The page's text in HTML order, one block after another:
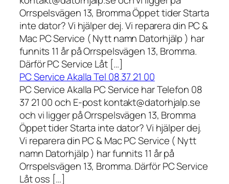
Orrspelsvägen 13, Bromma Öppet tider Starta
inte dator? Vi hjälper dej. Vi reparera din PC &
Mac PC Service ( Nytt namn Datorhjälp ) har
funnits 11 år på Orrspelsvägen 13, Bromma.
Därför PC Service Låt […]
PC Service Akalla Tel 08 37 21 00
PC Service Akalla PC Service har Telefon 08
37 21 00 och E-post kontakt@datorhjalp.se
och vi ligger på Orrspelsvägen 13, Bromma
Öppet tider Starta inte dator? Vi hjälper dej.
Vi reparera din PC & Mac PC Service ( Nytt
namn Datorhjälp ) har funnits 11 år på
Orrspelsvägen 13, Bromma. Därför PC Service
Låt oss […]